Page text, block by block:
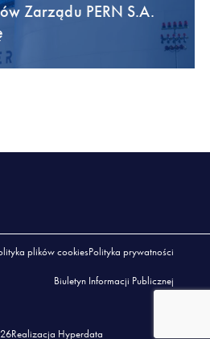
Zarządu PERN S.A.
plików cookiesPolityka prywatności
Biuletyn Informacji Publicznej
Realizacja Hyperdata